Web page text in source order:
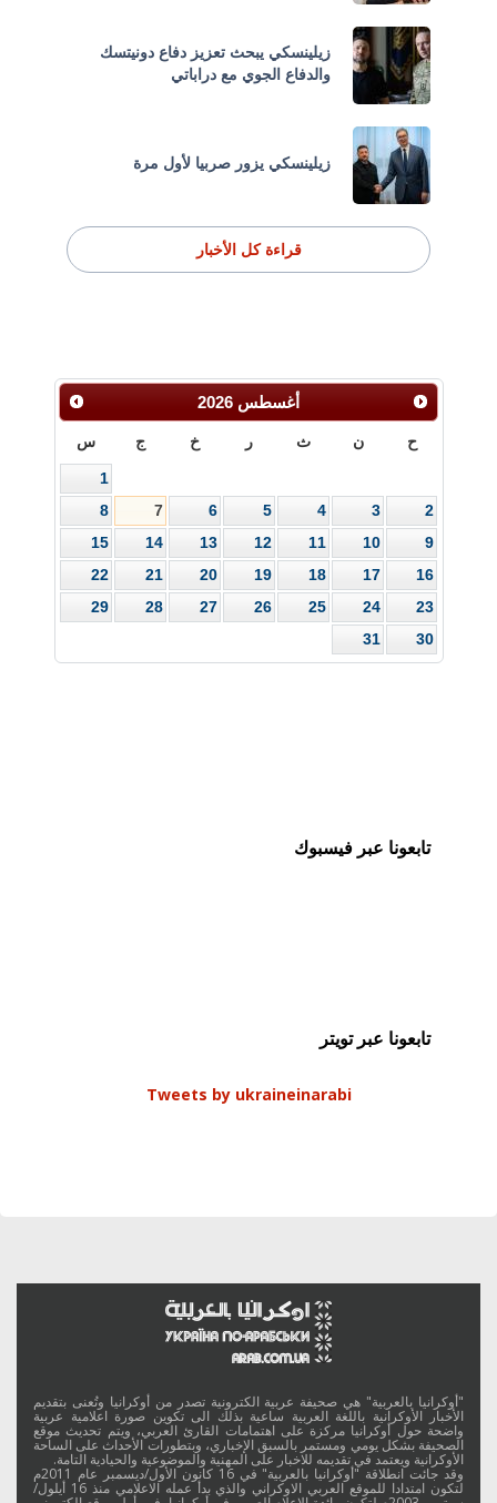
زيلينسكي يبحث تعزيز دفاع دونيتسك
والدفاع الجوي مع دراباتي
زيلينسكي يزور صربيا لأول مرة
قراءة كل الأخبار
أغسطس 2026
ح ن ث ر خ ج س
1
2
3
4
5
6
7
8
9
10
11
12
13
14
15
16
17
18
19
20
21
22
23
24
25
26
27
28
29
30
31
تابعونا عبر فيسبوك
تابعونا عبر تويتر
Tweets by ukraineinarabi
"أوكرانيا بالعربية" هي صحيفة عربية الكترونية تصدر من أوكرانيا وتُعنى بتقديم
الأخبار الأوكرانية باللغة العربية ساعية بذلك الى تكوين صورة اعلامية عربية
واضحة حول أوكرانيا مركزة على اهتمامات القارئ العربي، ويتم تحديث موقع
الصحيفة بشكل يومي ومستمر بالسبق الإخباري، وبتطورات الأحداث على الساحة
الأوكرانية ويعتمد في تقديمه للاخبار على المهنية والموضوعية والحيادية التامة.
وقد جائت انطلاقة "أوكرانيا بالعربية" في 16 كانون الأول/ديسمبر عام 2011م
لتكون امتدادا للموقع العربي الاوكراني والذي بدأ عمله الاعلامي منذ 16 أيلول/